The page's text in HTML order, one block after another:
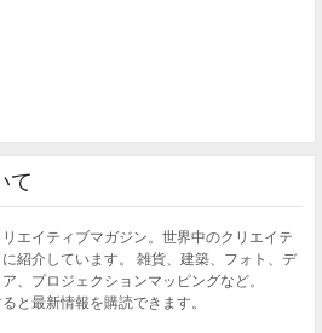
て
エイティブマガジン。世界中のクリエイテ
紹介しています。 雑貨、建築、フォト、デ
、プロジェクションマッピングなど。
と最新情報を購読できます。